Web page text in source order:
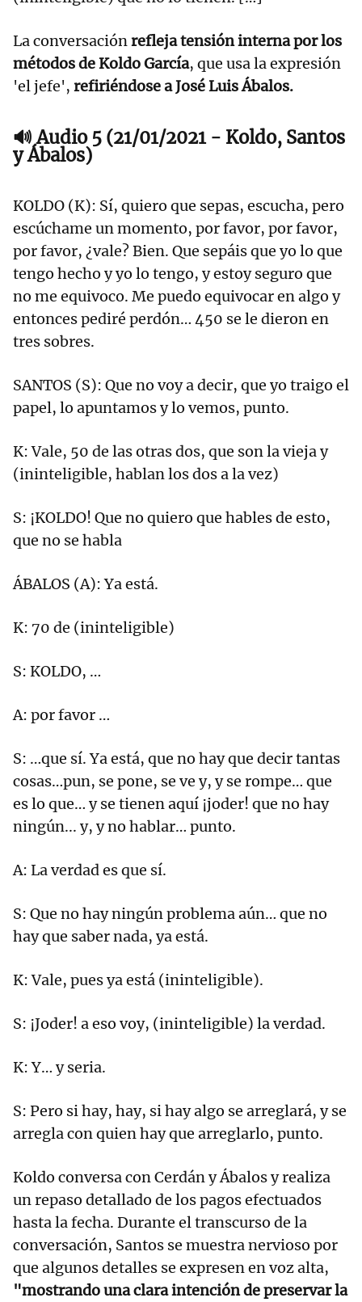
La conversaciónrefleja tensión interna por los
métodos de Koldo García, que usa la expresión
'el jefe', refiriéndose a José Luis Ábalos.
🔊 Audio 5 (21/01/2021 - Koldo, Santos
y Ábalos)
KOLDO (K): Sí, quiero que sepas, escucha, pero
escúchame un momento, por favor, por favor,
por favor, ¿vale? Bien. Que sepáis que yo lo que
tengo hecho y yo lo tengo, y estoy seguro que
no me equivoco. Me puedo equivocar en algo y
entonces pediré perdón… 450 se le dieron en
tres sobres.
SANTOS (S): Que no voy a decir, que yo traigo el
papel, lo apuntamos y lo vemos, punto.
K: Vale, 50 de las otras dos, que son la vieja y
(ininteligible, hablan los dos a la vez)
S: ¡KOLDO! Que no quiero que hables de esto,
que no se habla
ÁBALOS (A): Ya está.
K: 70 de (ininteligible)
S: KOLDO, …
A: por favor …
S: …que sí. Ya está, que no hay que decir tantas
cosas…pun, se pone, se ve y, y se rompe… que
es lo que… y se tienen aquí ¡joder! que no hay
ningún... y, y no hablar… punto.
A: La verdad es que sí.
S: Que no hay ningún problema aún… que no
hay que saber nada, ya está.
K: Vale, pues ya está (ininteligible).
S: ¡Joder! a eso voy, (ininteligible) la verdad.
K: Y… y seria.
S: Pero si hay, hay, si hay algo se arreglará, y se
arregla con quien hay que arreglarlo, punto.
Koldo conversa con Cerdán y Ábalos y realiza
un repaso detallado de los pagos efectuados
hasta la fecha. Durante el transcurso de la
conversación, Santos se muestra nervioso por
que algunos detalles se expresen en voz alta,
"mostrando una clara intención de preservar la